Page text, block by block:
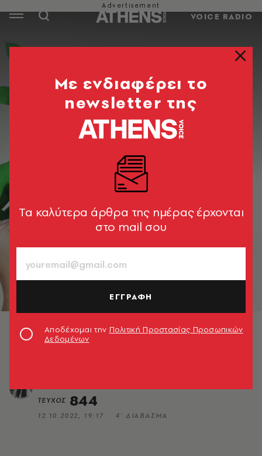
VOICE RADIO
© pexels/ alena koval
Επιχειρήσεις και πρακτικές ESG
Η βιωσιμότητα των επιχειρήσεων έχει ανέβει
ΤΕΥΧΟΣ 844
12.10.2022, 19:17 4’ ΔΙΑΒΑΣΜΑ
Mε ενδιαφέρει το
newsletter της
Tα καλύτερα άρθρα της ημέρας έρχονται
στο mail σου
ΕΓΓΡΑΦΗ
Αποδέχομαι την Πολιτική Προστασίας Προσωπικών
Δεδομένων